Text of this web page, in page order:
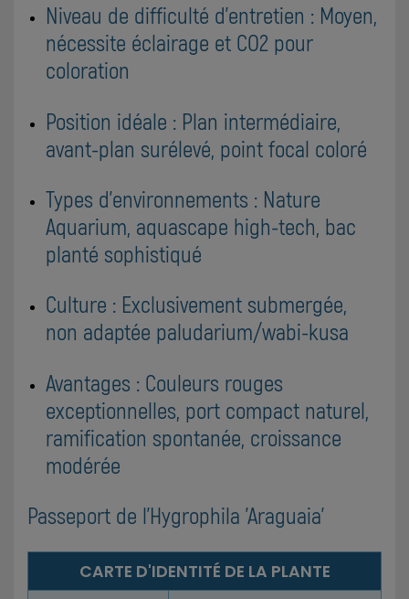
Niveau de difficulté d'entretien : Moyen,
nécessite éclairage et CO2 pour
coloration
Position idéale : Plan intermédiaire,
avant-plan surélevé, point focal coloré
Types d'environnements : Nature
Aquarium, aquascape high-tech, bac
planté sophistiqué
Culture : Exclusivement submergée,
non adaptée paludarium/wabi-kusa
Avantages : Couleurs rouges
exceptionnelles, port compact naturel,
ramification spontanée, croissance
modérée
Passeport de l'Hygrophila 'Araguaia'
CARTE D'IDENTITÉ DE LA PLANTE